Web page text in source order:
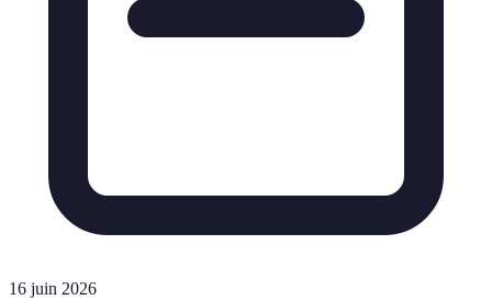
16 juin 2026